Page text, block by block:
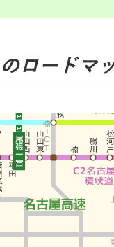
ロードマ